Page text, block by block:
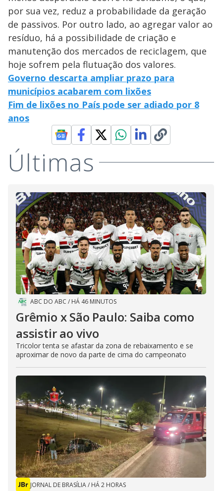
por sua vez, reduz a probabilidade da geração
de passivos. Por outro lado, ao agregar valor ao
resíduo, há a possibilidade de criação e
manutenção dos mercados de reciclagem, que
hoje sofrem pela flutuação dos valores.
Governo descarta ampliar prazo para
municípios acabarem com lixões
Fim de lixões no País pode ser adiado por 8
anos
Últimas
ABC DO ABC / HÁ 46 MINUTOS
Grêmio x São Paulo: Saiba como
assistir ao vivo
Tricolor tenta se afastar da zona de rebaixamento e se
aproximar de novo da parte de cima do campeonato
JORNAL DE BRASÍLIA/ HÁ 2 HORAS